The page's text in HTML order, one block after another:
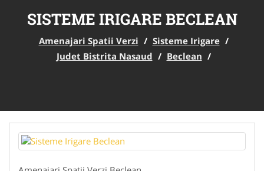
SISTEME IRIGARE BECLEAN
Amenajari Spatii Verzi / Sisteme Irigare /
Judet Bistrita Nasaud / Beclean /